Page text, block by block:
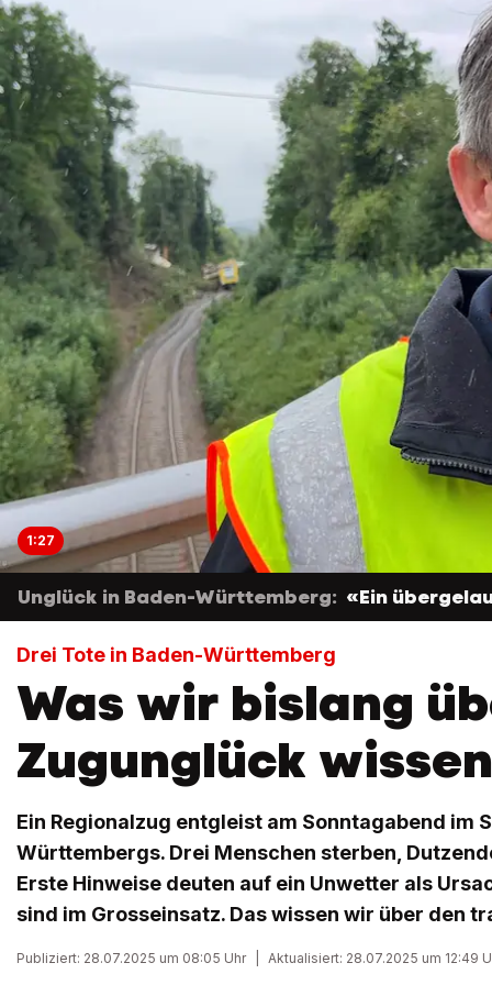
1:27
Unglück in Baden-Württemberg: «Ein
Drei Tote in Baden-Württemberg
Was wir bislang
Zugunglück wissen
Ein Regionalzug entgleist am Sonntagabend im
Württembergs. Drei Menschen sterben,
Erste Hinweise deuten auf ein Unwetter als
sind im Grosseinsatz. Das wissen wir über den
Publiziert: 28.07.2025 um 08:05 Uhr Aktualisiert: 28.07.2025 um 12:49